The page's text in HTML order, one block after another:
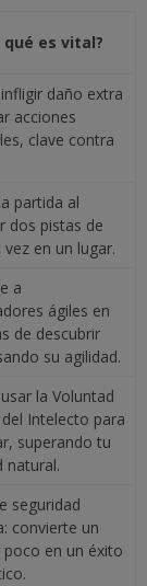
qué es vital?
daño extra
acciones
clave contra
partida al
dos pistas de
vez en un lugar.
a
ágiles en
de descubrir
su agilidad.
la Voluntad
Intelecto para
superando tu
natural.
seguridad
convierte un
en un éxito